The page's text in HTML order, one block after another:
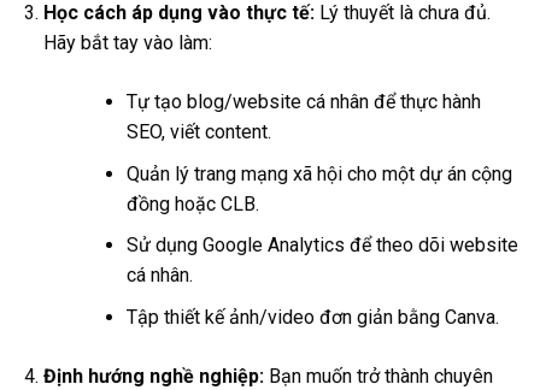
Học cách áp dụng vào thực tế:Lý thuyết là chưa đủ.
Hãy bắt tay vào làm:
Tự tạo blog/website cá nhân để thực hành
SEO, viết content.
Quản lý trang mạng xã hội cho một dự án cộng
đồng hoặc CLB.
Sử dụng Google Analytics để theo dõi website
cá nhân.
Tập thiết kế ảnh/video đơn giản bằng Canva.
Định hướng nghề nghiệp:Bạn muốn trở thành chuyên